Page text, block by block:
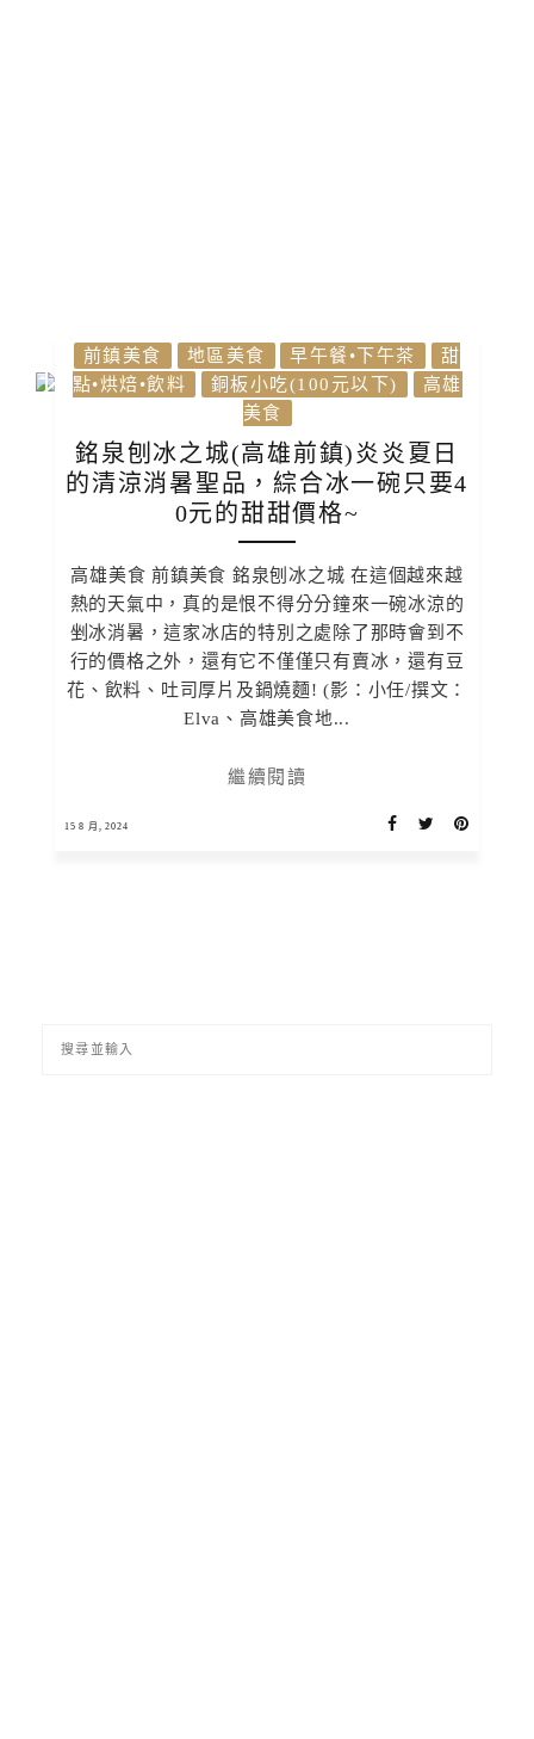
前鎮美食 地區美食 早午餐•下午茶
甜
點•烘焙•飲料
銅板小吃(100元以下)
高雄
美食
銘泉刨冰之城(高雄前鎮)炎炎夏日
的清涼消暑聖品，綜合冰一碗只要4
0元的甜甜價格~
高雄美食 前鎮美食 銘泉刨冰之城 在這個越來越
熱的天氣中，真的是恨不得分分鐘來一碗冰涼的
剉冰消暑，這家冰店的特別之處除了那時會到不
行的價格之外，還有它不僅僅只有賣冰，還有豆
花、飲料、吐司厚片及鍋燒麵! (影：小任/撰文：
Elva、高雄美食地...
繼續閱讀
15 8 月, 2024